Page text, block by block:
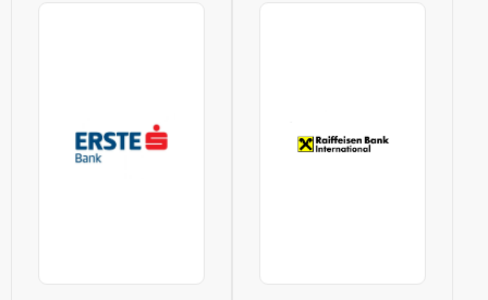
страхование
несчастных
случаев
работает в
UNIQA...